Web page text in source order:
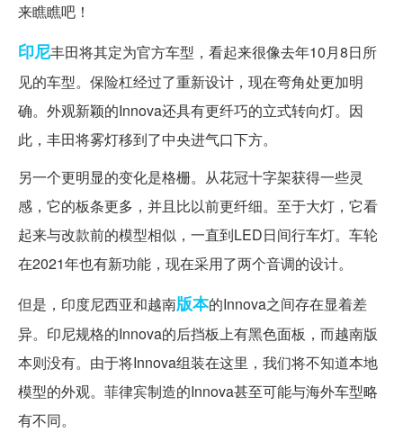
来瞧瞧吧！
印尼丰田将其定为官方车型，看起来很像去年10月8日所
见的车型。保险杠经过了重新设计，现在弯角处更加明
确。外观新颖的Innova还具有更纤巧的立式转向灯。因
此，丰田将雾灯移到了中央进气口下方。
另一个更明显的变化是格栅。从花冠十字架获得一些灵
感，它的板条更多，并且比以前更纤细。至于大灯，它看
起来与改款前的模型相似，一直到LED日间行车灯。车轮
在2021年也有新功能，现在采用了两个音调的设计。
但是，印度尼西亚和越南版本的Innova之间存在显着差
异。印尼规格的Innova的后挡板上有黑色面板，而越南版
本则没有。由于将Innova组装在这里，我们将不知道本地
模型的外观。菲律宾制造的Innova甚至可能与海外车型略
有不同。